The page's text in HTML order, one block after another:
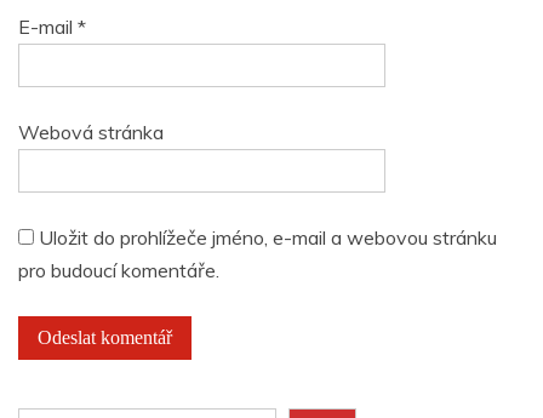
E-mail *
Webová stránka
Uložit do prohlížeče jméno, e-mail a webovou stránku
pro budoucí komentáře.